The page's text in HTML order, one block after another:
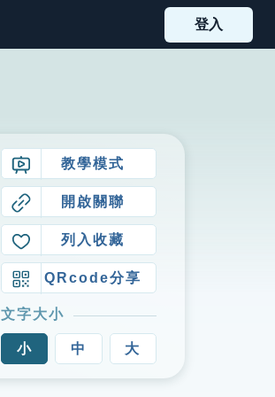
登入
教學模式
開啟關聯
列入收藏
QRcode分享
文字大小
小 中 大